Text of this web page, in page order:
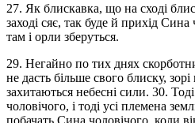
27. Як блискавка, що на сході
заході сяє, так буде й прихід
там і орли зберуться.
29. Негайно по тих днях
не дасть більше свого блиску,
захитаються небесні сили. 30.
чоловічого, і тоді усі племена
побачать Сина чоловічого, коли